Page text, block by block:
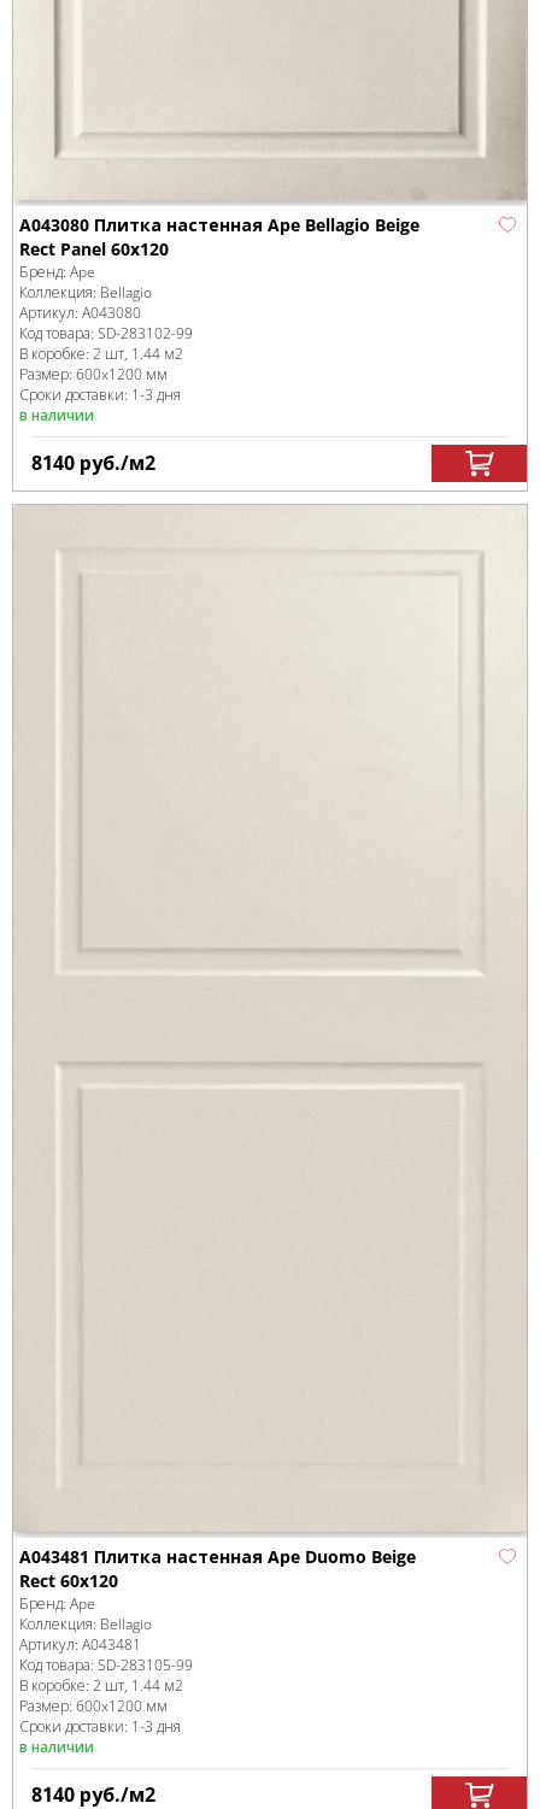
A043080 Плитка настенная Ape Bellagio Beige
Rect Panel 60x120
Бренд: Ape
Коллекция: Bellagio
Артикул: A043080
Код товара: SD-283102-99
В коробке: 2 шт, 1.44 м2
Размер: 600x1200 мм
Сроки доставки: 1-3 дня
в наличии
8140 руб./м2
A043481 Плитка настенная Ape Duomo Beige
Rect 60x120
Бренд: Ape
Коллекция: Bellagio
Артикул: A043481
Код товара: SD-283105-99
В коробке: 2 шт, 1.44 м2
Размер: 600x1200 мм
Сроки доставки: 1-3 дня
в наличии
8140 руб./м2